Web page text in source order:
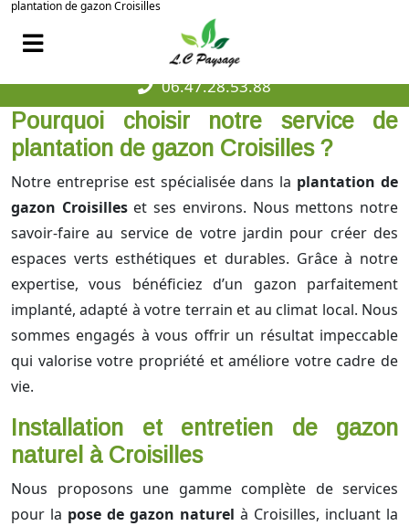
plantation de gazon Croisilles
06.47.28.53.88
Pourquoi choisir notre service de
plantation de gazon Croisilles ?
Notre entreprise est spécialisée dans la plantation de
gazon Croisilleset ses environs. Nous mettons notre
savoir-faire au service de votre jardin pour créer des
espaces verts esthétiques et durables. Grâce à notre
expertise, vous bénéficiez d’un gazon parfaitement
implanté, adapté à votre terrain et au climat local. Nous
sommes engagés à vous offrir un résultat impeccable
qui valorise votre propriété et améliore votre cadre de
vie.
Installation et entretien de gazon
naturel à Croisilles
Nous proposons une gamme complète de services
pour la pose de gazon naturel à Croisilles, incluant la